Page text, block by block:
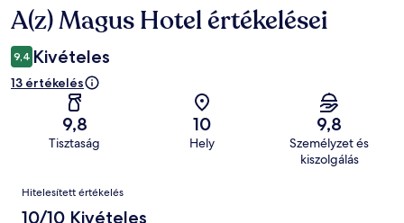
Értékelések
A(z) Magus Hotel értékelései
9,4 Kivételes
13 értékelés
9,8
Tisztaság
10
Hely
9,8
Személyzet és
kiszolgálás
Értékelések
Hitelesített értékelés
10/10 Kivételes